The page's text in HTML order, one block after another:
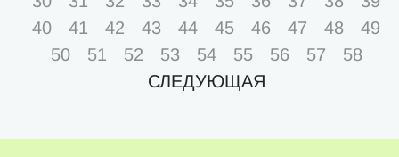
40
41 42 43 44 45 46 47 48
49
50
51 52 53 54 55 56 57
58
СЛЕДУЮЩАЯ